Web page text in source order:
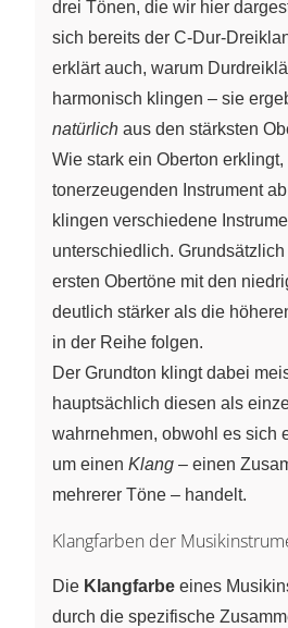
drei Tönen, die wir hier
sich bereits der C-Dur-
erklärt auch, warum
harmonisch klingen – sie
natürlich aus den stärksten
Wie stark ein Oberton
tonerzeugenden Instrument
klingen verschiedene
unterschiedlich.
ersten Obertöne mit den
deutlich stärker als die
in der Reihe folgen.
Der Grundton klingt dabei
hauptsächlich diesen als
wahrnehmen, obwohl es sich
um einen Klang – einen
mehrerer Töne – handelt.
Klangfarben der
Die Klangfarbe eines
durch die spezifische